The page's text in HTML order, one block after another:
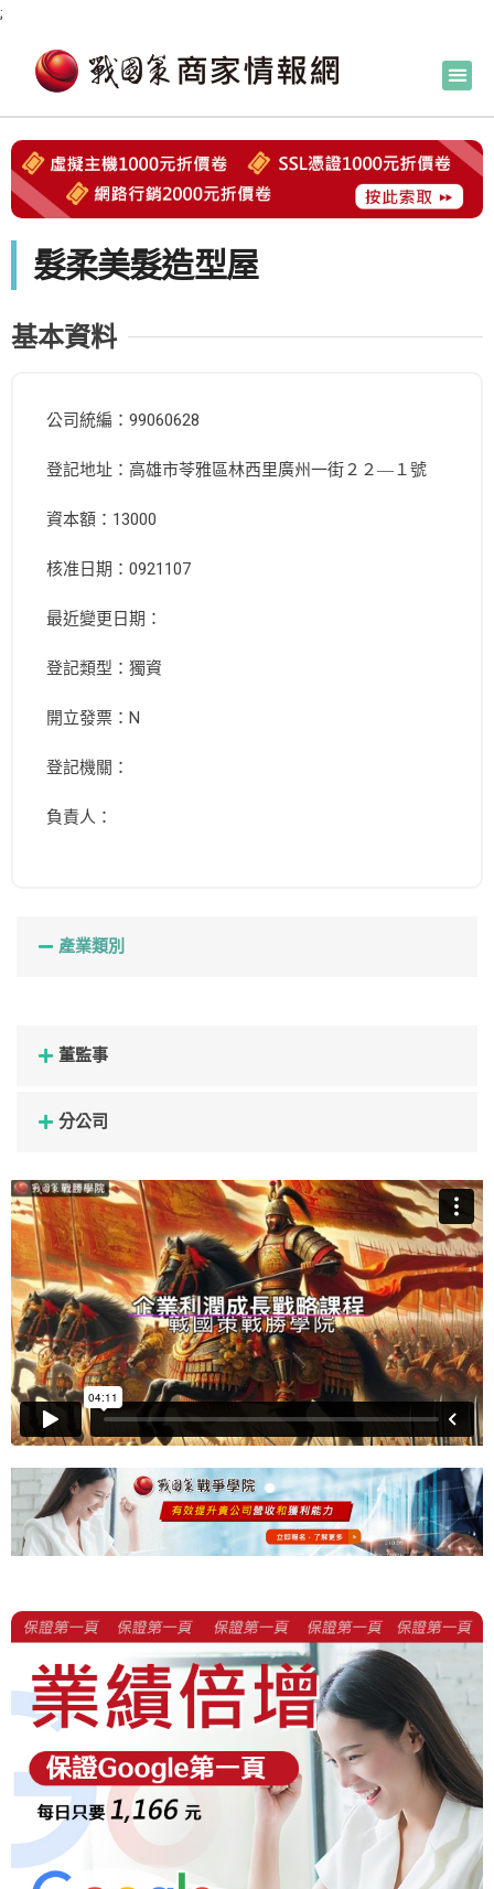
;
髮柔美髮造型屋
基本資料
公司統編：99060628
登記地址：高雄市苓雅區林西里廣州一街２２―１號
資本額：13000
核准日期：0921107
最近變更日期：
登記類型：獨資
開立發票：N
登記機關：
負責人：
產業類別
董監事
分公司